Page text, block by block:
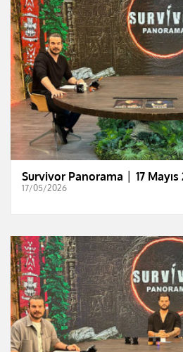
Survivor Panorama │ 17 Mayıs
17/05/2026